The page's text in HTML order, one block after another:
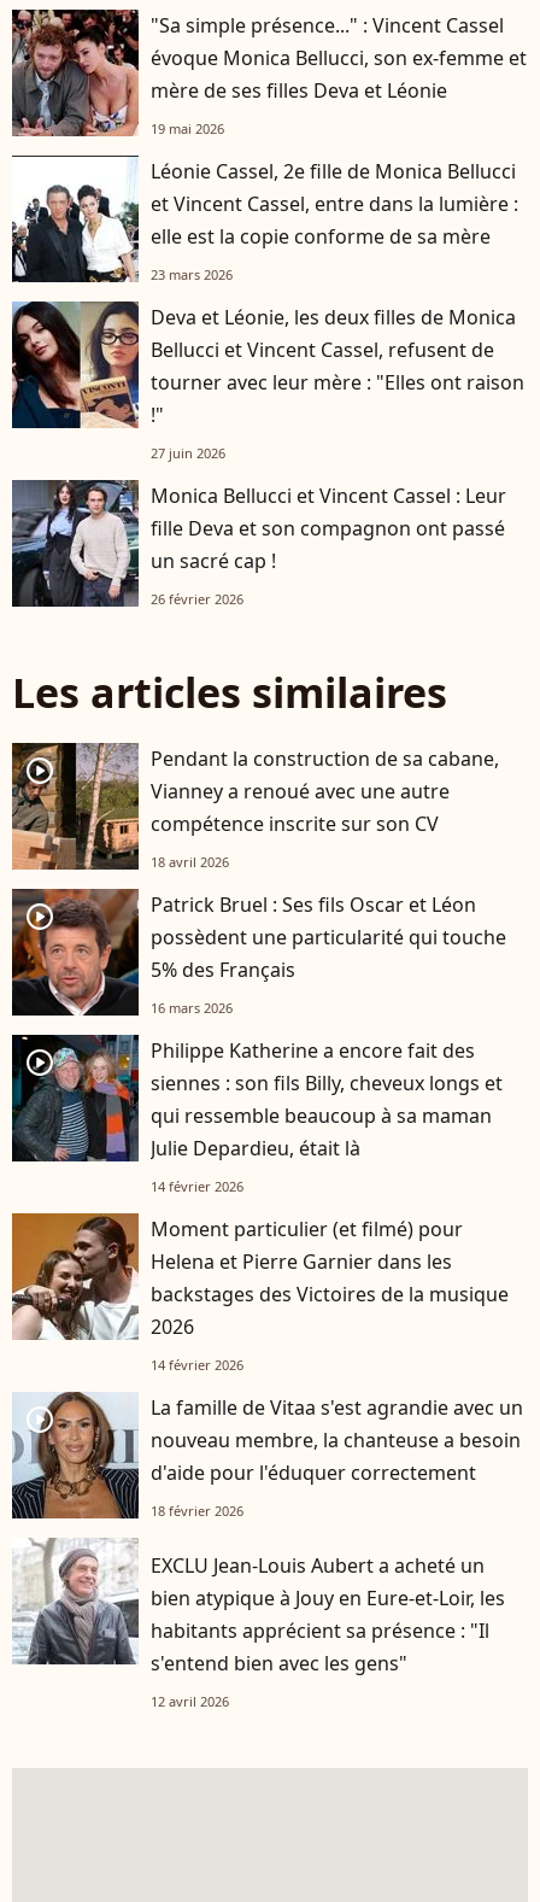
"Sa simple présence..." : Vincent Cassel
évoque Monica Bellucci, son ex-femme et
mère de ses filles Deva et Léonie
19 mai 2026
Léonie Cassel, 2e fille de Monica Bellucci
et Vincent Cassel, entre dans la lumière :
elle est la copie conforme de sa mère
23 mars 2026
Deva et Léonie, les deux filles de Monica
Bellucci et Vincent Cassel, refusent de
tourner avec leur mère : "Elles ont raison
!"
27 juin 2026
Monica Bellucci et Vincent Cassel : Leur
fille Deva et son compagnon ont passé
un sacré cap !
26 février 2026
Les articles similaires
player2
Pendant la construction de sa cabane,
Vianney a renoué avec une autre
compétence inscrite sur son CV
18 avril 2026
player2
Patrick Bruel : Ses fils Oscar et Léon
possèdent une particularité qui touche
5% des Français
16 mars 2026
player2
Philippe Katherine a encore fait des
siennes : son fils Billy, cheveux longs et
qui ressemble beaucoup à sa maman
Julie Depardieu, était là
14 février 2026
Moment particulier (et filmé) pour
Helena et Pierre Garnier dans les
backstages des Victoires de la musique
2026
14 février 2026
player2
La famille de Vitaa s'est agrandie avec un
nouveau membre, la chanteuse a besoin
d'aide pour l'éduquer correctement
18 février 2026
EXCLU Jean-Louis Aubert a acheté un
bien atypique à Jouy en Eure-et-Loir, les
habitants apprécient sa présence : "Il
s'entend bien avec les gens"
12 avril 2026